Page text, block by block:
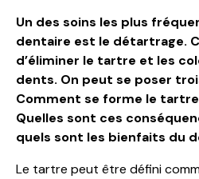
Un des soins les plus
dentaire est le détartrage.
d’éliminer le tartre et les
dents. On peut se poser
Comment se forme le
Quelles sont ces
quels sont les bienfaits du
Le tartre peut être défini